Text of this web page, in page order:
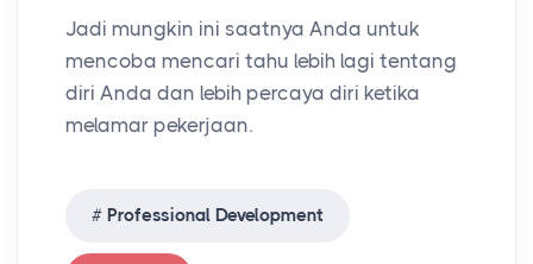
Jadi mungkin ini saatnya Anda untuk
mencoba mencari tahu lebih lagi tentang
diri Anda dan lebih percaya diri ketika
melamar pekerjaan.
Professional Development